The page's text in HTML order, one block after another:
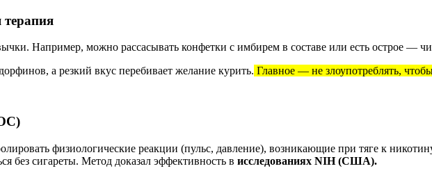
терапия
Например, можно рассасывать конфетки с имбирем в составе или есть острое —
а резкий вкус перебивает желание курить. Главное — не злоупотреблять,
физиологические реакции (пульс, давление), возникающие при тяге к
без сигареты. Метод доказал эффективность в исследованиях NIH (США).